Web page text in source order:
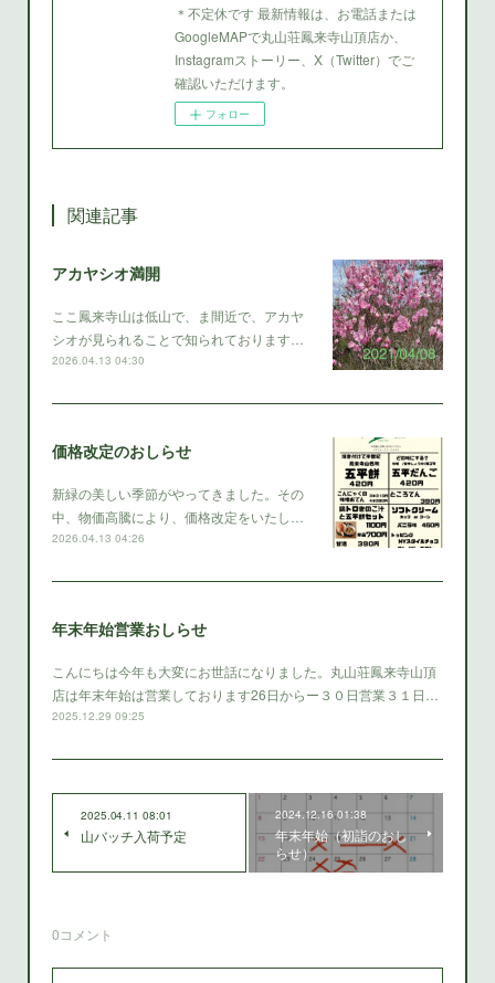
＊不定休です 最新情報は、お電話または
GoogleMAPで丸山荘鳳来寺山頂店か、
Instagramストーリー、X（Twitter）でご
確認いただけます。
フォロー
関連記事
アカヤシオ満開
ここ鳳来寺山は低山で、ま間近で、アカヤ
シオが見られることで知られております…
2026.04.13 04:30
価格改定のおしらせ
新緑の美しい季節がやってきました。その
中、物価高騰により、価格改定をいたし…
2026.04.13 04:26
年末年始営業おしらせ
こんにちは今年も大変にお世話になりました。丸山荘鳳来寺山頂
店は年末年始は営業しております26日からー３０日営業３１日…
2025.12.29 09:25
2025.04.11 08:01
山バッチ入荷予定
2024.12.16 01:38
年末年始（初詣のおし
らせ）
0コメント